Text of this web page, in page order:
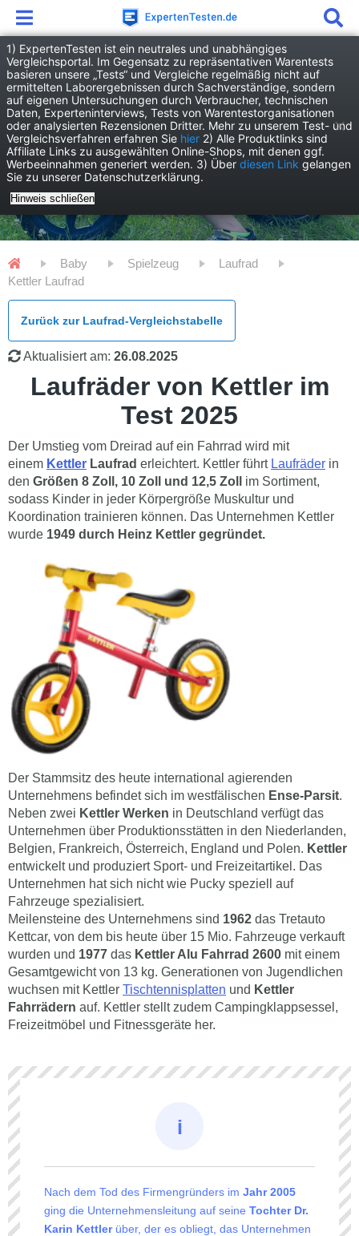
1) ExpertenTesten ist ein neutrales und unabhängiges
Vergleichsportal. Im Gegensatz zu repräsentativen Warentests
basieren unsere „Tests“ und Vergleiche regelmäßig nicht auf
ermittelten Laborergebnissen durch Sachverständige, sondern
auf eigenen Untersuchungen durch Verbraucher, technischen
Daten, Experteninterviews, Tests von Warentestorganisationen
oder analysierten Rezensionen Dritter. Mehr zu unserem Test- und
Vergleichsverfahren erfahren Sie hier 2) Alle Produktlinks sind
Affiliate Links zu ausgewählten Online-Shops, mit denen ggf.
Werbeeinnahmen generiert werden. 3) Über diesen Link gelangen
Sie zu unserer Datenschutzerklärung.
Hinweis schließen
Baby Spielzeug
Laufrad
Kettler Laufrad
Zurück zur Laufrad-Vergleichstabelle
Aktualisiert am: 26.08.2025
Laufräder von Kettler im
Test 2025
Der Umstieg vom Dreirad auf ein Fahrrad wird mit
einem Kettler Laufrad erleichtert. Kettler führt Laufräder in
den Größen 8 Zoll, 10 Zoll und 12,5 Zoll
im Sortiment,
sodass Kinder in jeder Körpergröße Muskultur und
Koordination trainieren können. Das Unternehmen Kettler
wurde 1949 durch Heinz Kettler gegründet.
Der Stammsitz des heute international agierenden
Unternehmens befindet sich im westfälischen Ense-Parsit.
Neben zwei Kettler Werken in Deutschland verfügt das
Unternehmen über Produktionsstätten in den Niederlanden,
Belgien, Frankreich, Österreich, England und Polen. Kettler
entwickelt und produziert Sport- und Freizeitartikel. Das
Unternehmen hat sich nicht wie Pucky speziell auf
Fahrzeuge spezialisiert.
Meilensteine des Unternehmens sind 1962 das Tretauto
Kettcar, von dem bis heute über 15 Mio. Fahrzeuge verkauft
wurden und 1977 das Kettler Alu Fahrrad 2600 mit einem
Gesamtgewicht von 13 kg. Generationen von Jugendlichen
wuchsen mit Kettler Tischtennisplatten und Kettler
Fahrrädern auf. Kettler stellt zudem Campingklappsessel,
Freizeitmöbel und Fitnessgeräte her.
Nach dem Tod des Firmengründers im Jahr 2005
ging die Unternehmensleitung auf seine Tochter Dr.
Karin Kettlerüber, der es obliegt, das Unternehmen